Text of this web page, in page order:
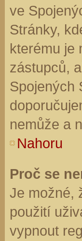
ve
Stránky,
kterému je
zástupců,
Spojených
nemůže a
Nahoru
Proč se
Je možné,
použití
vypnout